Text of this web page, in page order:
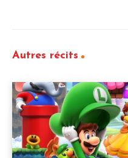
Autres récits